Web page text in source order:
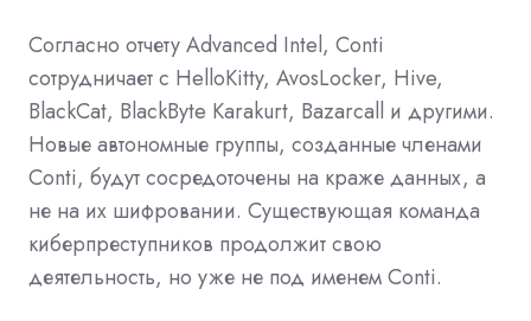
Согласно отчету Advanced Intel, Conti
сотрудничает с HelloKitty, AvosLocker, Hive,
BlackCat, BlackByte Karakurt, Bazarcall и другими.
Новые автономные группы, созданные членами
Conti, будут сосредоточены на краже данных, а
не на их шифровании. Существующая команда
киберпреступников продолжит свою
деятельность, но уже не под именем Conti.